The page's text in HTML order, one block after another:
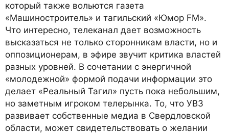
который также вольются газета
«Машиностроитель» и тагильский «Юмор FM».
Что интересно, телеканал дает возможность
высказаться не только сторонникам власти, но и
оппозиционерам, в эфире звучит критика властей
разных уровней. В сочетании с энергичной
«молодежной» формой подачи информации это
делает «Реальный Тагил» пусть пока небольшим,
но заметным игроком телерынка. То, что УВЗ
развивает собственные медиа в Свердловской
области, может свидетельствовать о желании